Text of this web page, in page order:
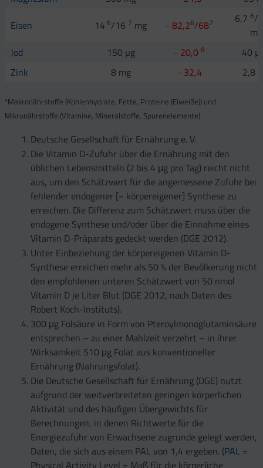
Eisen
14 6/16 7 mg - 82,26/687 6,7 6/
mg
Jod
150 µg - 20,0 8
40
Zink
8 mg - 32,4 2,8
*Makronährstoffe (Kohlenhydrate, Fette, Proteine (Eiweiße)) und
Mikronährstoffe (Vitamine, Mineralstoffe, Spurenelemente)
Deutsche Gesellschaft für Ernährung e. V.
Die Vitamin D-Zufuhr über die Ernährung mit den
üblichen Lebensmitteln (2 bis 4 μg pro Tag) reicht nicht
aus, um den Schätzwert für die angemessene Zufuhr bei
fehlender endogener [= körpereigener] Synthese zu
erreichen. Die Differenz zum Schätzwert muss über die
endogene Synthese und/oder über die Einnahme eines
Vitamin D-Präparats gedeckt werden (DGE 2012).
Unter Einbeziehung der körpereigenen Vitamin D-
Synthese erreichen mehr als 50 % der Bevölkerung nicht
den empfohlenen unteren Schätzwert von 50 nmol
Vitamin D je Liter Blut (DGE 2012, nach Daten des
Robert Koch-Instituts).
300 μg Folsäure in Form von Pteroylmonoglutaminsäure
entsprechen – zu einer Mahlzeit verzehrt – in ihrer
Wirksamkeit 510 μg Folat aus konventioneller
Ernährung (Nahrungsfolat).
Die Deutsche Gesellschaft für Ernährung (DGE) nutzt
aufgrund der weitverbreiteten geringen körperlichen
Aktivität und des häufigen Übergewichts für
Berechnungen, in denen Richtwerte für die
Energiezufuhr von Erwachsene zugrunde gelegt werden,
Daten, die sich aus einem PAL von 1,4 ergeben. (PAL =